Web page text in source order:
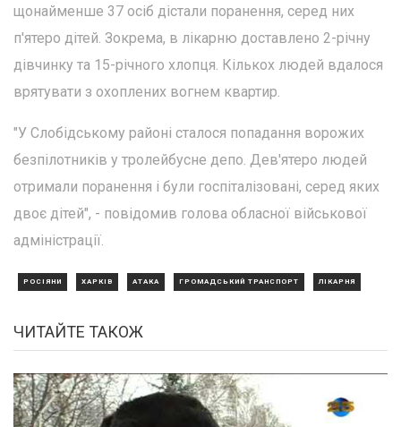
щонайменше 37 осіб дістали поранення, серед них
п'ятеро дітей. Зокрема, в лікарню доставлено 2-річну
дівчинку та 15-річного хлопця. Кількох людей вдалося
врятувати з охоплених вогнем квартир.
"У Слобідському районі сталося попадання ворожих
безпілотників у тролейбусне депо. Дев'ятеро людей
отримали поранення і були госпіталізовані, серед яких
двоє дітей", - повідомив голова обласної військової
адміністрації.
РОСІЯНИ ХАРКІВ АТАКА ГРОМАДСЬКИЙ ТРАНСПОРТ ЛІКАРНЯ
ЧИТАЙТЕ ТАКОЖ